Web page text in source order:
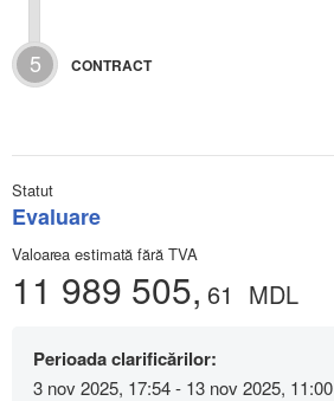
5 CONTRACT
Statut
Evaluare
Valoarea estimată fără TVA
11 989 505, 61 MDL
Perioada clarificărilor:
3 nov 2025, 17:54 - 13 nov 2025, 11:00